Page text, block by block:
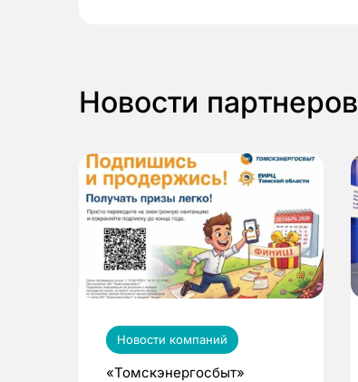
Новости партнеров
Новости компаний
«Томскэнергосбыт»